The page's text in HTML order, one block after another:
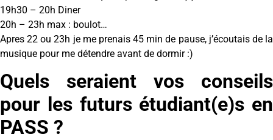
19h30 – 20h Diner
20h – 23h max : boulot…
Apres 22 ou 23h je me prenais 45 min de pause, j’écoutais de la
musique pour me détendre avant de dormir :)
Quels seraient vos conseils
pour les futurs étudiant(e)s en
PASS ?